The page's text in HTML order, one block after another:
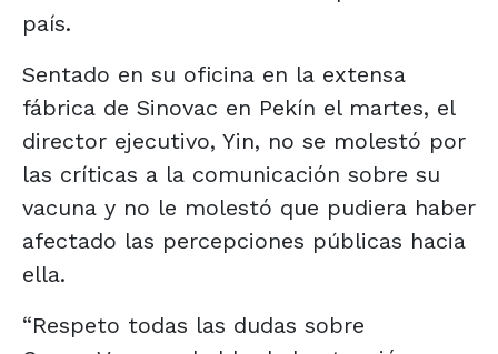
país.
Sentado en su oficina en la extensa
fábrica de Sinovac en Pekín el martes, el
director ejecutivo, Yin, no se molestó por
las críticas a la comunicación sobre su
vacuna y no le molestó que pudiera haber
afectado las percepciones públicas hacia
ella.
“Respeto todas las dudas sobre